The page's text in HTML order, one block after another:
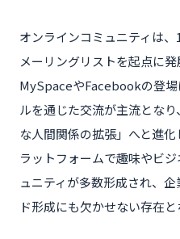
オンラインコミュニティは
メーリングリストを起点に
MySpaceやFacebookの登
ルを通じた交流が主流とな
な人間関係の拡張」へと進
ラットフォームで趣味やビ
ュニティが多数形成され、
ド形成にも欠かせない存在と